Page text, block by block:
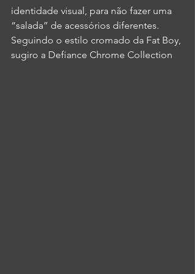
identidade visual, para não fazer uma
“salada” de acessórios diferentes.
Seguindo o estilo cromado da Fat Boy,
sugiro a Defiance Chrome Collection